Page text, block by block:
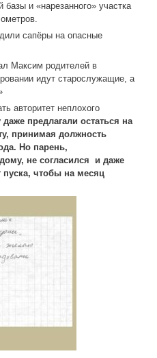
базы и «нарезанного» участка
сапёры на опасные
Максим родителей в
идут старослужащие, а
авторитет неплохого
даже предлагали остаться на
принимая должность
Но парень,
не согласился и даже
пуска, чтобы на месяц